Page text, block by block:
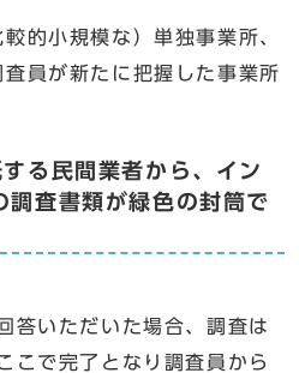
的小規模な）単独事業所、
員が新たに把握した事業所
る民間業者から、イン
調査書類が緑色の封筒で
答いただいた場合、調査は
こで完了となり調査員から